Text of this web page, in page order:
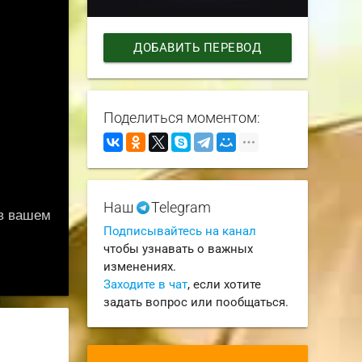
ДОБАВИТЬ ПЕРЕВОД
Поделиться моментом:
Наш Telegram
Подписывайтесь на канал
чтобы узнавать о важных
изменениях.
Заходите в чат, если хотите
задать вопрос или пообщаться.